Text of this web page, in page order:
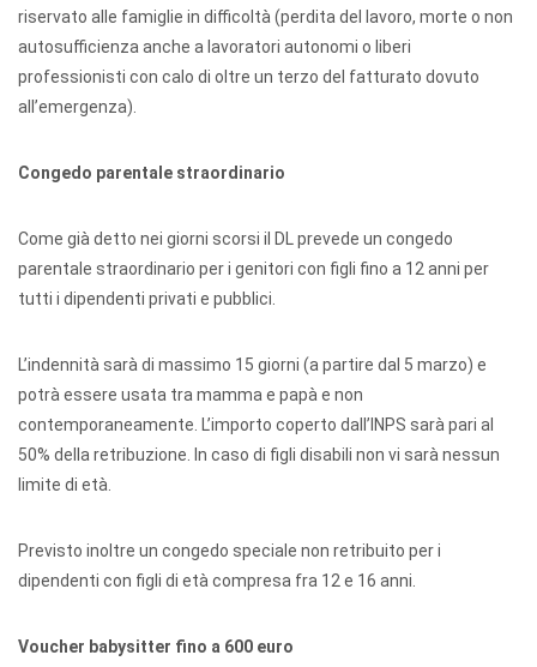
riservato alle famiglie in difficoltà (perdita del lavoro, morte o non
autosufficienza anche a lavoratori autonomi o liberi
professionisti con calo di oltre un terzo del fatturato dovuto
all’emergenza).
Congedo parentale straordinario
Come già detto nei giorni scorsi il DL prevede un congedo
parentale straordinario per i genitori con figli fino a 12 anni per
tutti i dipendenti privati e pubblici.
L’indennità sarà di massimo 15 giorni (a partire dal 5 marzo) e
potrà essere usata tra mamma e papà e non
contemporaneamente. L’importo coperto dall’INPS sarà pari al
50% della retribuzione. In caso di figli disabili non vi sarà nessun
limite di età.
Previsto inoltre un congedo speciale non retribuito per i
dipendenti con figli di età compresa fra 12 e 16 anni.
Voucher babysitter fino a 600 euro